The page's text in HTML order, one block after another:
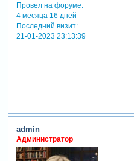
Провел на форуме:
4 месяца 16 дней
Последний визит:
21-01-2023 23:13:39
admin
Администратор